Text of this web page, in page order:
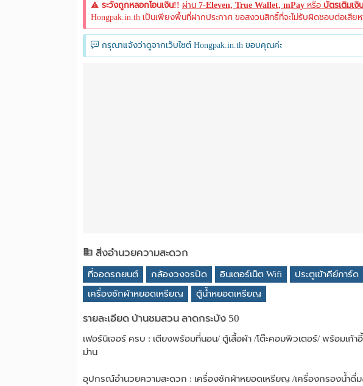
ระวังถูกหลอกโอนเงิน!! ผ่าน 7-Eleven, True Wallet, mPay หรือ บัตรเติมเงิน
Hongpak.in.th เป็นเพียงพื้นที่ฝากประกาศ ขอสงวนสิทธิ์ที่จะไม่รับผิดชอบต่อเสีย
กรุณาแจ้งว่าดูจากเว็บไซต์ Hongpak.in.th ขอบคุณค่ะ
สิ่งอำนวยความสะดวก
ที่จอดรถยนต์ กล้องวงจรปิด อินเตอร์เน็ต Wifi ประตูเข้าคีย์การ์ด
เครื่องซักผ้าหยอดเหรียญ
ตู้น้ำหยอดเหรียญ
รายละเอียด บ้านชมสวน ลาดกระบัง 50
เฟอร์นิเจอร์ ครบ : เตียงพร้อมที่นอน/ ตู้เสื้อผ้า /โต๊ะคอมพิวเตอร์/ พร้อมเก้
ม่าน
อุปกรณ์อำนวยความสะดวก : เครื่องซักผ้าหยอดเหรียญ /เครื่องกรองน้ำดื่